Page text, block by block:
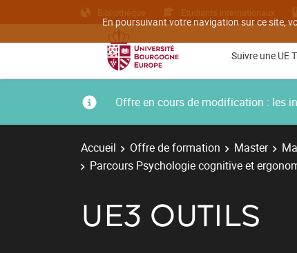
En poursuivant votre navigation sur ce site,
Bibliothèque Etudiants internationaux
Suivre une UE
Offre en cours de modification : les
Accueil Offre de formation Master
Parcours Psychologie cognitive et
UE3 OUTILS